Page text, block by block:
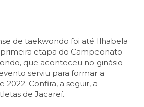
de taekwondo foi até Ilhabela
etapa do Campeonato
que aconteceu no ginásio
serviu para formar a
2022. Confira, a seguir, a
de Jacareí.